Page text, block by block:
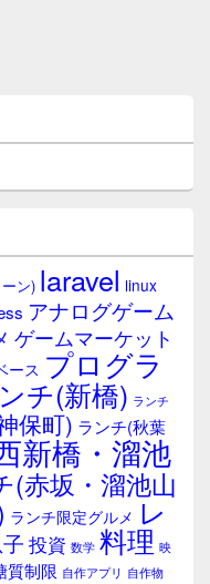
ン) laravel linux
アナログゲーム
ゲームマーケット
ース プログラ
チ(新橋) ランチ
保町) ランチ(秋葉
新橋・溜池
(赤坂・溜池山
ランチ限定グルメ レ
投資 数学 料理 映
質制限 自作アプリ 自作物